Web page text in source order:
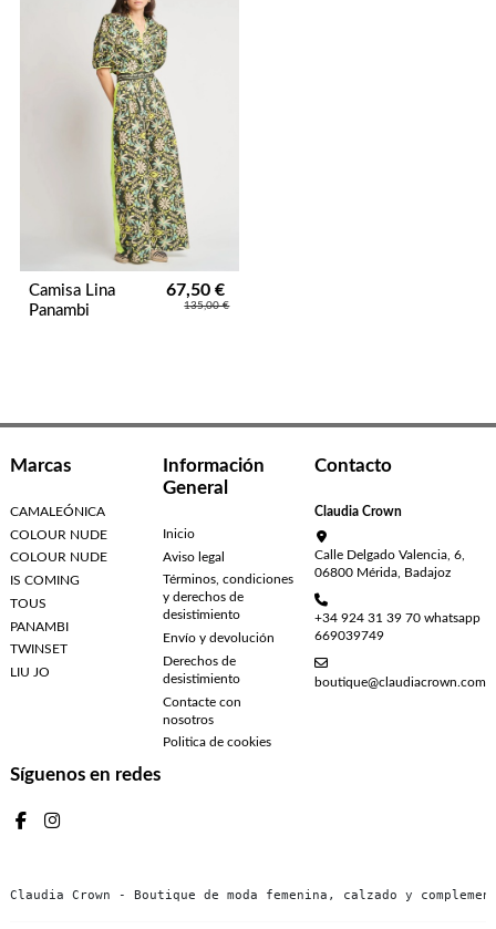
Camisa Lina
Panambi
67,50 €
135,00 €
Marcas
CAMALEÓNICA
COLOUR NUDE
COLOUR NUDE
IS COMING
TOUS
PANAMBI
TWINSET
LIU JO
Información
General
Inicio
Aviso legal
Términos, condiciones
y derechos de
desistimiento
Envío y devolución
Derechos de
desistimiento
Contacte con
nosotros
Politica de cookies
Contacto
Claudia Crown
Calle Delgado Valencia, 6,
06800 Mérida, Badajoz
+34 924 31 39 70 whatsapp
669039749
boutique@claudiacrown.com
Síguenos en redes
Claudia Crown - Boutique de moda femenina, calzado y